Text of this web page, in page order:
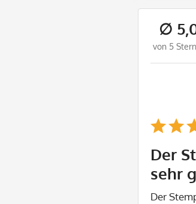
∅
von 5
Der
sehr
Der